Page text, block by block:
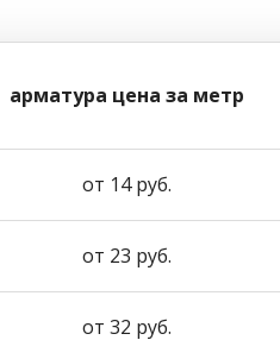
арматура цена за метр
от 14 руб.
от 23 руб.
от 32 руб.